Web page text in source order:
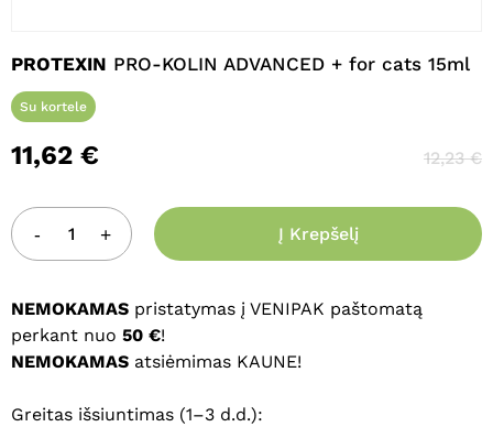
PROTEXIN PRO-KOLIN ADVANCED + for cats 15ml
Su kortele
11,62 € 12,23€
Į Krepšelį
NEMOKAMAS pristatymas į VENIPAK paštomatą
perkant nuo 50 €!
NEMOKAMAS atsiėmimas KAUNE!
Greitas išsiuntimas (1–3 d.d.):
Noriu savo interneto naršyklėje
išsaugoti vardą, el. pašto adresą ir
įvesti iš naujo, kai kitą kartą vėl norėsiu
parašyti komentarą.